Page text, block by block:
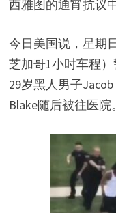
西雅图的通宵抗议
今日美国说，星期
芝加哥1小时车程
29岁黑人男子
Blake随后被往医院。